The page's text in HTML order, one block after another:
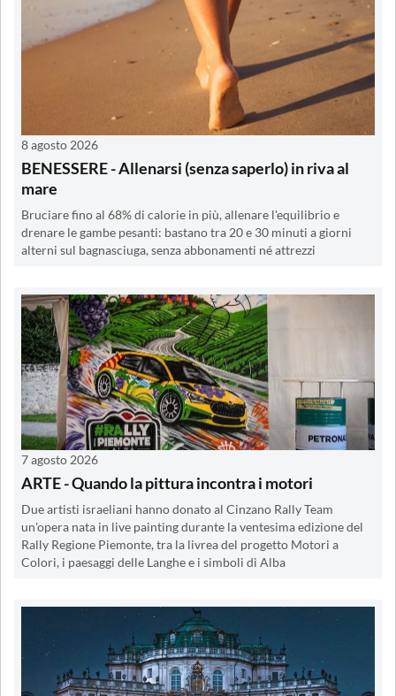
8 agosto 2026
BENESSERE - Allenarsi (senza saperlo) in riva al
mare
Bruciare fino al 68% di calorie in più, allenare l'equilibrio e
drenare le gambe pesanti: bastano tra 20 e 30 minuti a giorni
alterni sul bagnasciuga, senza abbonamenti né attrezzi
7 agosto 2026
ARTE - Quando la pittura incontra i motori
Due artisti israeliani hanno donato al Cinzano Rally Team
un'opera nata in live painting durante la ventesima edizione del
Rally Regione Piemonte, tra la livrea del progetto Motori a
Colori, i paesaggi delle Langhe e i simboli di Alba